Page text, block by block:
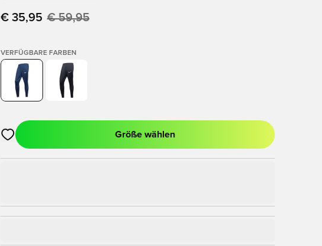
€ 35,95 € 59,95
VERFÜGBARE FARBEN
Öffnet ein Fenster zum Anmelden oder Registrieren als Mitglied
Größe wählen